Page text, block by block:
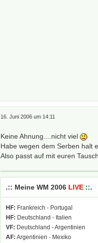
16. Juni 2006 um 14:11
Keine Ahnung....nicht viel
Habe wegen dem Serben halt
Also passt auf mit euren
.:: Meine WM 2006 LIVE ::.
HF: Frankreich - Portugal
HF: Deutschland - Italien
VF: Deutschland - Argentinien
AF: Argentinien - Mexiko